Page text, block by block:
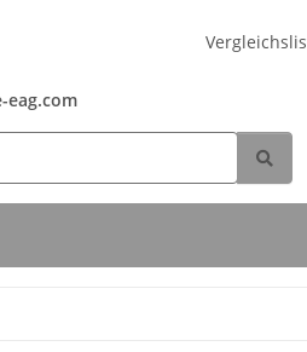
eag.com